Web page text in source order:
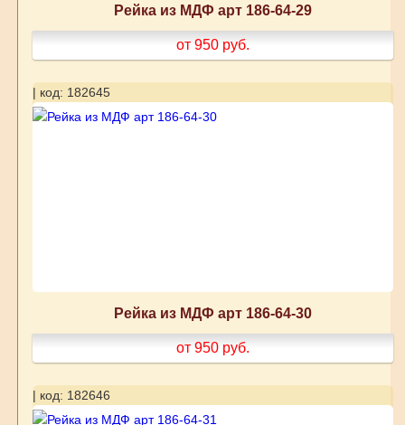
Рейка из МДФ арт 186-64-29
от 950 руб.
| код: 182645
Рейка из МДФ арт 186-64-30
от 950 руб.
| код: 182646